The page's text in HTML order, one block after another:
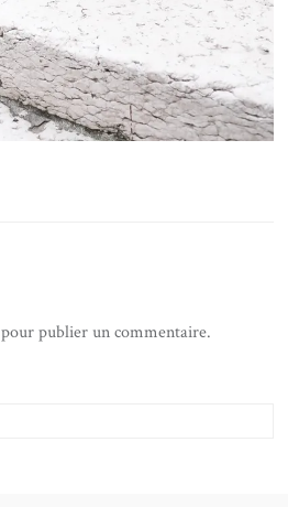
pour publier un commentaire.